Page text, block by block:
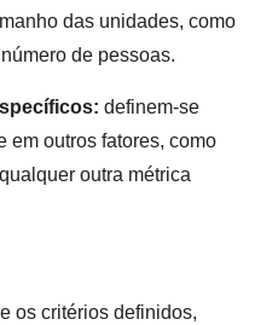
das unidades, como
de pessoas.
definem-se
em outros fatores, como
outra métrica
os critérios definidos,